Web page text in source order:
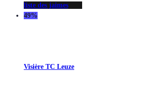
liste des jaimes
49%
Visière TC Leuze